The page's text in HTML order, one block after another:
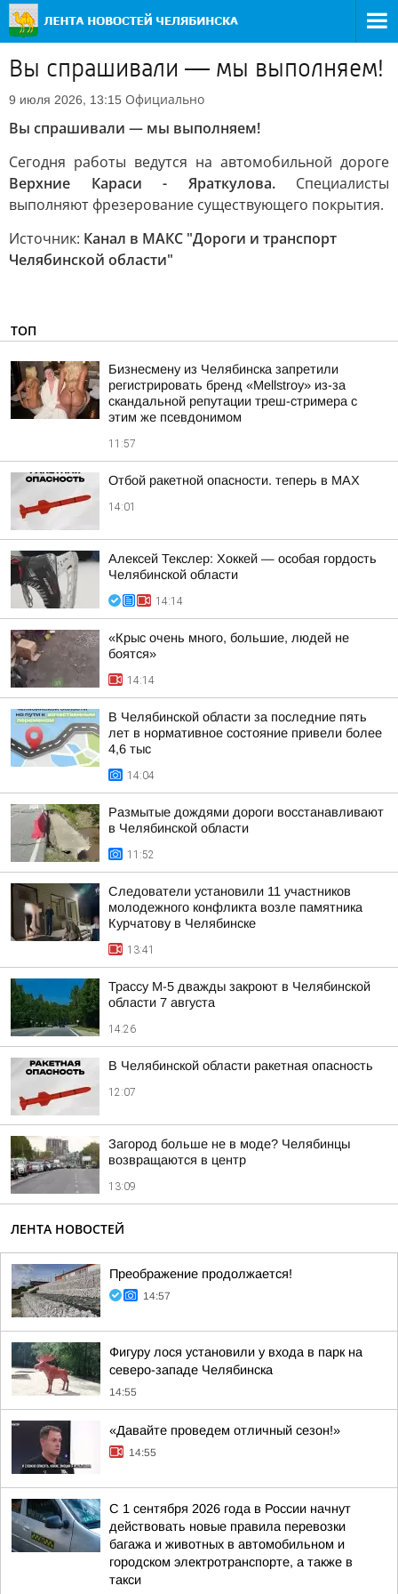
Вы спрашивали — мы выполняем!
9 июля 2026, 13:15 Официально
Вы спрашивали — мы выполняем!
Сегодня работы ведутся на автомобильной дороге
Верхние Караси - Яраткулова. Специалисты
выполняют фрезерование существующего покрытия.
Источник: Канал в МАКС "Дороги и транспорт
Челябинской области"
ТОП
Бизнесмену из Челябинска запретили
регистрировать бренд «Mellstroy» из-за
скандальной репутации треш-стримера с
этим же псевдонимом
11:57
Отбой ракетной опасности. теперь в MAX
14:01
Алексей Текслер: Хоккей — особая гордость
Челябинской области
14:14
«Крыс очень много, большие, людей не
боятся»
14:14
В Челябинской области за последние пять
лет в нормативное состояние привели более
4,6 тыс
14:04
Размытые дождями дороги восстанавливают
в Челябинской области
11:52
Следователи установили 11 участников
молодежного конфликта возле памятника
Курчатову в Челябинске
13:41
Трассу М-5 дважды закроют в Челябинской
области 7 августа
14:26
В Челябинской области ракетная опасность
12:07
Загород больше не в моде? Челябинцы
возвращаются в центр
13:09
ЛЕНТА НОВОСТЕЙ
Преображение продолжается!
14:57
Фигуру лося установили у входа в парк на
северо-западе Челябинска
14:55
«Давайте проведем отличный сезон!»
14:55
С 1 сентября 2026 года в России начнут
действовать новые правила перевозки
багажа и животных в автомобильном и
городском электротранспорте, а также в
такси